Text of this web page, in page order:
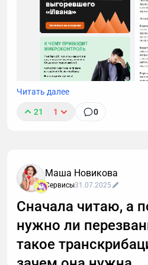
Читать далее
21 1 0
Маша Новикова
Сервисы31.07.2025
Сначала читаю, а
нужно ли
такое